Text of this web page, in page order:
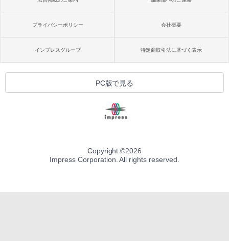
プライバシーポリシー 会社概要
インプレスグループ 特定商取引法に基づく表示
PC版で見る
Copyright ©2026
Impress Corporation. All rights reserved.